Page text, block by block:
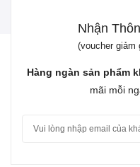
Nhận
(voucher giảm
Hàng ngàn sản phẩm
mãi mỗi